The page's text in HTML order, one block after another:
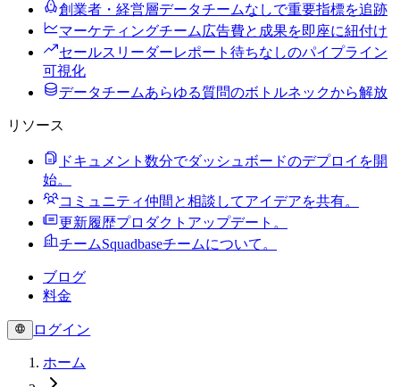
創業者・経営層データチームなしで重要指標を追跡
マーケティングチーム 広告費と成果を即座に紐付け
セールスリーダーレポート待ちなしのパイプライン
可視化
データチームあらゆる質問のボトルネックから解放
リソース
ドキュメント 数分でダッシュボードのデプロイを開
始。
コミュニティ仲間と相談してアイデアを共有。
更新履歴プロダクトアップデート。
チームSquadbaseチームについて。
ブログ
料金
ログイン
ホーム